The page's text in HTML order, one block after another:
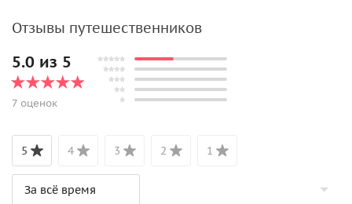
Отзывы путешественников
5.0 из 5
7 оценок
5 4 3 2 1